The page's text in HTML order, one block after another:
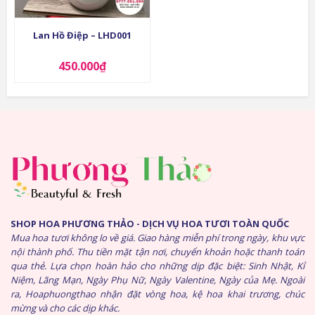
Lan Hồ Điệp – LHD001
450.000₫
SHOP HOA PHƯƠNG THẢO - DỊCH VỤ HOA TƯƠI TOÀN QUỐC
Mua hoa tươi không lo về giá. Giao hàng miễn phí trong ngày, khu vực
nội thành phố. Thu tiền mặt tận nơi, chuyển khoản hoặc thanh toán
qua thẻ. Lựa chọn hoàn hảo cho những dịp đặc biệt: Sinh Nhật, Kỉ
Niệm, Lãng Mạn, Ngày Phụ Nữ, Ngày Valentine, Ngày của Mẹ. Ngoài
ra, Hoaphuongthao nhận đặt vòng hoa, kệ hoa khai trương, chúc
mừng và cho các dịp khác.